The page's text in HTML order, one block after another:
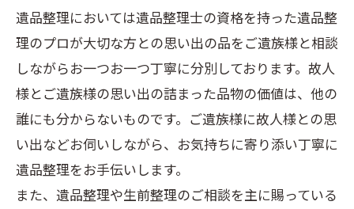
遺品整理においては遺品整理士の資格を持った遺品整
理のプロが大切な方との思い出の品をご遺族様と相談
しながらお一つお一つ丁寧に分別しております。故人
様とご遺族様の思い出の詰まった品物の価値は、他の
誰にも分からないものです。ご遺族様に故人様との思
い出などお伺いしながら、お気持ちに寄り添い丁寧に
遺品整理をお手伝いします。
また、遺品整理や生前整理のご相談を主に賜っている